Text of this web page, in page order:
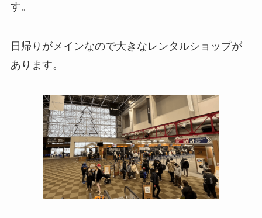
す。
日帰りがメインなので大きなレンタルショップが
あります。